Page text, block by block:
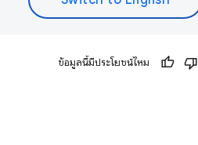
ข้อมูลนี้มีประโยชน์ไหม